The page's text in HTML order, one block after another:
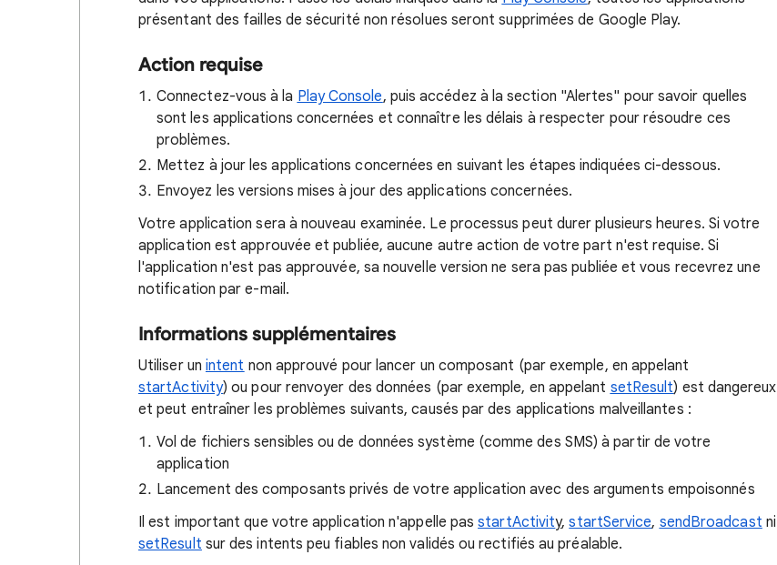
présentant des failles de sécurité non résolues seront supprimées de Google Play.
Action requise​
Connectez-vous à la Play Console, puis accédez à la section "Alertes" pour savoir quelles
sont les applications concernées et connaître les délais à respecter pour résoudre ces
problèmes.
Mettez à jour les applications concernées en suivant les étapes indiquées ci-dessous.
Envoyez les versions mises à jour des applications concernées.
Votre application sera à nouveau examinée. Le processus peut durer plusieurs heures. Si votre
application est approuvée et publiée, aucune autre action de votre part n'est requise. Si
l'application n'est pas approuvée, sa nouvelle version ne sera pas publiée et vous recevrez une
notification par e-mail.
Informations supplémentaires
Utiliser un intent non approuvé pour lancer un composant (par exemple, en appelant
startActivity) ou pour renvoyer des données (par exemple, en appelant setResult) est dangereux
et peut entraîner les problèmes suivants, causés par des applications malveillantes :
Vol de fichiers sensibles ou de données système (comme des SMS) à partir de votre
application
Lancement des composants privés de votre application avec des arguments empoisonnés
Il est important que votre application n'appelle passtartActivity,startService, sendBroadcast ni
setResult sur des intents peu fiables non validés ou rectifiés au préalable.